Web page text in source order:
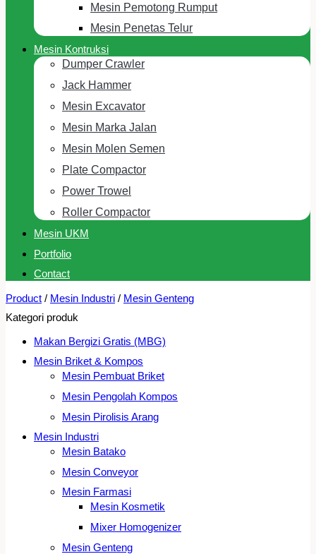
Mesin Pemotong Rumput
Mesin Penetas Telur
Mesin Kontruksi
Dumper Crawler
Jack Hammer
Mesin Excavator
Mesin Marka Jalan
Mesin Molen Semen
Plate Compactor
Power Trowel
Roller Compactor
Mesin UKM
Portfolio
Contact
Product / Mesin Industri / Mesin Genteng
Kategori produk
Makan Bergizi Gratis (MBG)
Mesin Briket & Kompos
Mesin Pembuat Briket
Mesin Pengolah Kompos
Mesin Pirolisis Arang
Mesin Industri
Mesin Batako
Mesin Conveyor
Mesin Farmasi
Mesin Kosmetik
Mixer Homogenizer
Mesin Genteng